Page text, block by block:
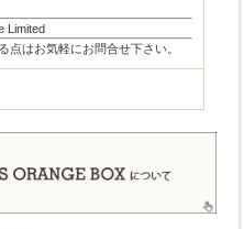
Limited
点はお気軽にお問合せ下さい。